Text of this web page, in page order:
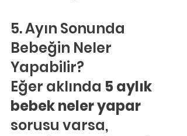
5. Ayın Sonunda
Bebeğin Neler
Yapabilir?
Eğer aklında 5 aylık
bebek neler yapar
sorusu varsa,